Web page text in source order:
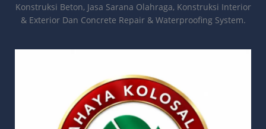
Konstruksi Beton, Jasa Sarana Olahraga, Konstruksi Interior
& Exterior Dan Concrete Repair & Waterproofing System.